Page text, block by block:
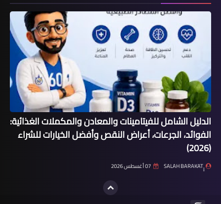
الدليل الشامل للفيتامينات والمعادن والمكملات الغذائية:
الفوائد، الجرعات، أعراض النقص وأفضل الخيارات للشراء
(2026)
07 أغسطس 2026